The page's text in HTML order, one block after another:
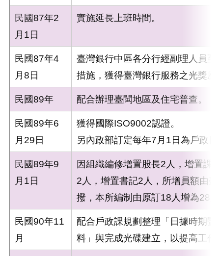
民國87年2
月1日
實施延長上班時間。
民國87年4
月8日
臺灣銀行中區各分行經副理人員至
措施，獲得臺灣銀行服務之光獎座
民國89年 配合辦理臺閩地區及住宅普查。
民國89年6
月29日
獲得國際ISO9002認證。
另內政部訂定每年7月1日為戶政日
民國89年9
月1日
因組織編修增置股長2人，增置課
2人，增置書記2人，所增員額由
撥，本所編制由原訂18人增為28
民國90年11
月
配合戶政課規劃整理「日據時期暨
料」與完成光碟建立，以提高工作